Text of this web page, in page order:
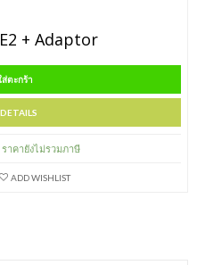
+ Adaptor
ตะกร้า
ราคายังไม่รวมภาษี
ADD WISHLIST